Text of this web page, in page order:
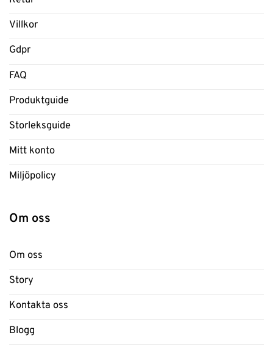
Villkor
Gdpr
FAQ
Produktguide
Storleksguide
Mitt konto
Miljöpolicy
Om oss
Om oss
Story
Kontakta oss
Blogg